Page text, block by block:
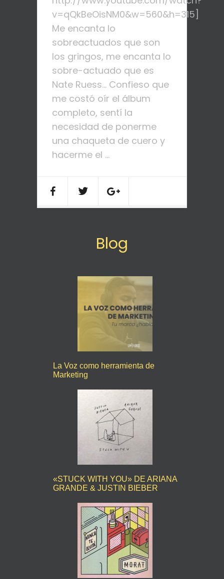
v=qQkBeOisNM0&w=560&h=315]
Me encanta lo
sobreactuados que son
los gringos, me encanta lo
sobre-actuado que es
Nate Ruess... Confieso que
me costó oír el álbum
completo, sentí la
necesidad de ponerme
una chaqueta de cuero y
hacerme el ...
Blog
La Voz como herramienta de
Marketing
«STUCK WITH YOU» DE ARIANA
GRANDE & JUSTIN BIEBER